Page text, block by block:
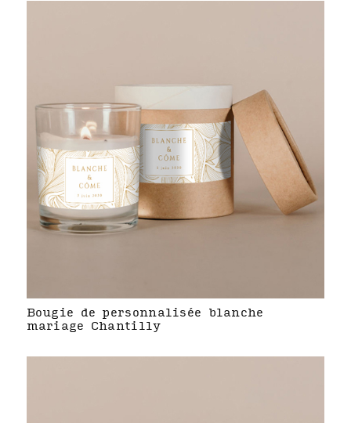
Bougie de personnalisée blanche
mariage Chantilly